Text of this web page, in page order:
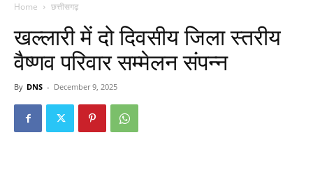
Home छत्तीसगढ़
खल्लारी में दो दिवसीय जिला स्तरीय
वैष्णव परिवार सम्मेलन संपन्न
By DNS - December 9, 2025